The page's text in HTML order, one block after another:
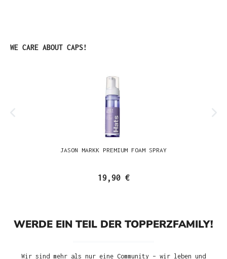
Produktgalerie überspringen
WE CARE ABOUT CAPS!
JASON MARKK PREMIUM FOAM SPRAY
19,90 €
WERDE EIN TEIL DER TOPPERZFAMILY!
Wir sind mehr als nur eine Community – wir leben und